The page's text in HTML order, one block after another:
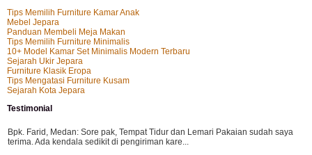
Tips Memilih Furniture Kamar Anak
Mebel Jepara
Panduan Membeli Meja Makan
Tips Memilih Furniture Minimalis
10+ Model Kamar Set Minimalis Modern Terbaru
Sejarah Ukir Jepara
Furniture Klasik Eropa
Tips Mengatasi Furniture Kusam
Sejarah Kota Jepara
Testimonial
Bpk. Farid, Medan: Sore pak, Tempat Tidur dan Lemari Pakaian sudah saya
terima. Ada kendala sedikit di pengiriman kare...